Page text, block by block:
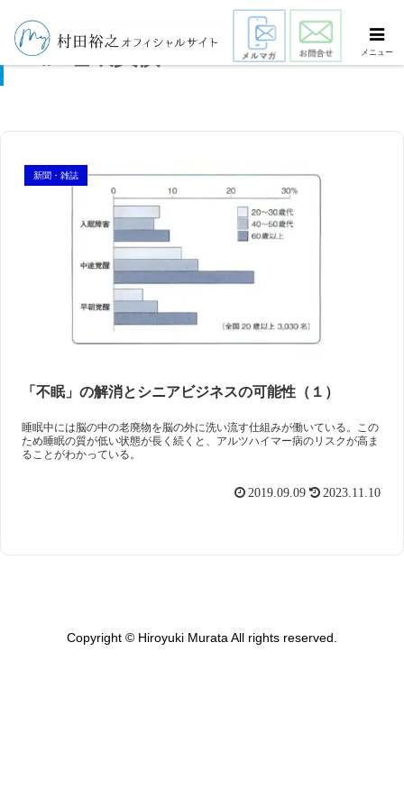
スマート・エイジング シニアビジネス
睡眠負債
新聞・雑誌
「不眠」の解消とシニアビジネスの可能性（１）
睡眠中には脳の中の老廃物を脳の外に洗い流す仕組みが働いている。この
ため睡眠の質が低い状態が長く続くと、アルツハイマー病のリスクが高ま
ることがわかっている。
2019.09.09 2023.11.10
Copyright © Hiroyuki Murata All rights reserved.
メニュー